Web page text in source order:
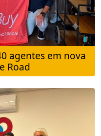
agentes em nova
Road